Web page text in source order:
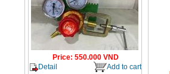
Price: 550.000VND
Detail
Add to cart